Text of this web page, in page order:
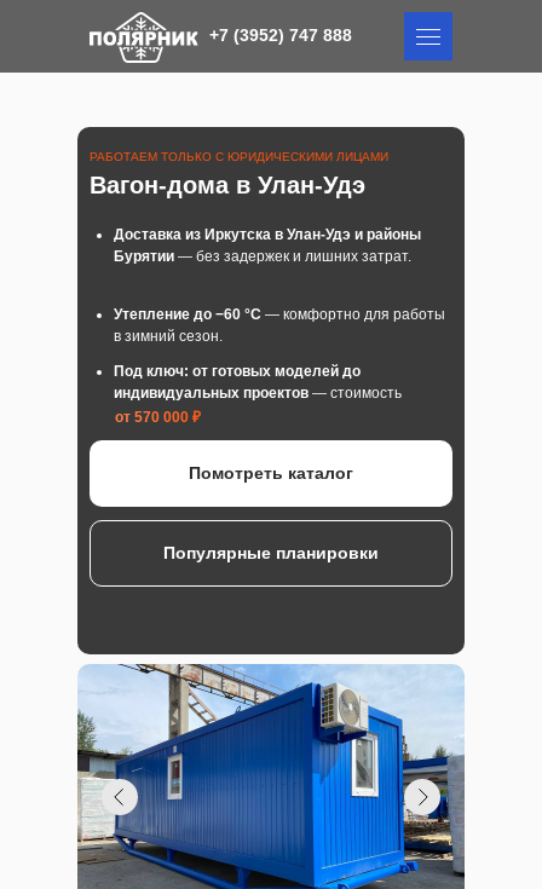
+7 (3952) 747 888
+7 (3952) 747 888
от 570 000 ₽
Под ключ: от готовых моделей до
индивидуальных проектов — стоимость
Утепление до −60 °C — комфортно для работы
в зимний сезон.
Доставка из Иркутска в Улан-Удэ и районы
Бурятии — без задержек и лишних затрат.
Популярные планировки
Помотреть каталог
Вагон-дома в Улан-Удэ
РАБОТАЕМ ТОЛЬКО С ЮРИДИЧЕСКИМИ ЛИЦАМИ